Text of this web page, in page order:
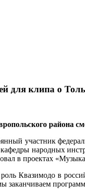
для клипа о
района
участник
народных
в проектах
Квазимодо в
заканчиваем